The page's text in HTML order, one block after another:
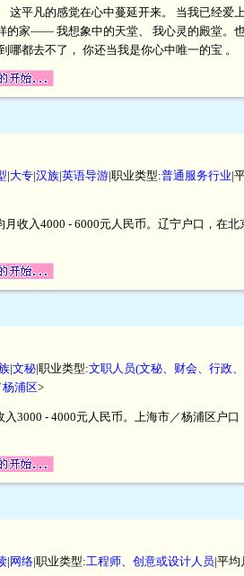
平凡的感觉在心中蔓延开来。 当我已经爱
的家—— 我想象中的天堂、 我心灵的殿堂。
都去不了， 你还当我是你心中唯一的宝 。
|大专|汉族|英语导游|职业类型:普通服务行业|
收入4000 - 6000元人民币。辽宁户口，在
|文秘|职业类型:文职人员(文秘、财会、行政
杨浦区>
入3000 - 4000元人民币。上海市／杨浦区
|网络|职业类型:工程师、创意或设计人员|平均